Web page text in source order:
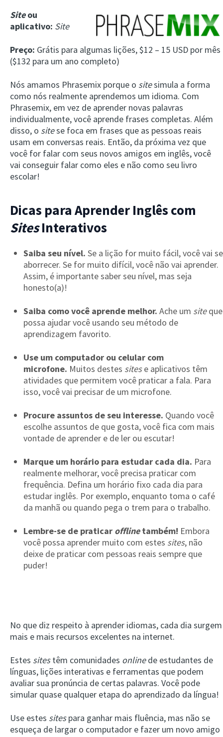
Siteou
aplicativo: Site
Preço: Grátis para algumas lições, $12 – 15 USD por mês
($132 para um ano completo)
Nós amamos Phrasemix porque o sitesimula a forma
como nós realmente aprendemos um idioma. Com
Phrasemix, em vez de aprender novas palavras
individualmente, você aprende frases completas. Além
disso, o sitese foca em frases que as pessoas reais
usam em conversas reais. Então, da próxima vez que
você for falar com seus novos amigos em inglês, você
vai conseguir falar como eles e não como seu livro
escolar!
Dicas para Aprender Inglês com
SitesInterativos
Saiba seu nível. Se a lição for muito fácil, você vai se
aborrecer. Se for muito difícil, você não vai aprender.
Assim, é importante saber seu nível, mas seja
honesto(a)!
Saiba como você aprende melhor. Ache um siteque
possa ajudar você usando seu método de
aprendizagem favorito.
Use um computador ou celular com
microfone. Muitos destes sitese aplicativos têm
atividades que permitem você praticar a fala. Para
isso, você vai precisar de um microfone.
Procure assuntos de seu interesse. Quando você
escolhe assuntos de que gosta, você fica com mais
vontade de aprender e de ler ou escutar!
Marque um horário para estudar cada dia. Para
realmente melhorar, você precisa praticar com
frequência. Defina um horário fixo cada dia para
estudar inglês. Por exemplo, enquanto toma o café
da manhã ou quando pega o trem para o trabalho.
Lembre-se de praticar offlinetambém! Embora
você possa aprender muito com estes sites, não
deixe de praticar com pessoas reais sempre que
puder!
No que diz respeito à aprender idiomas, cada dia surgem
mais e mais recursos excelentes na internet.
Estes sitestêm comunidades onlinede estudantes de
línguas, lições interativas e ferramentas que podem
avaliar sua pronúncia de certas palavras. Você pode
simular quase qualquer etapa do aprendizado da língua!
Use estes sitespara ganhar mais fluência, mas não se
esqueça de largar o computador e fazer um novo amigo